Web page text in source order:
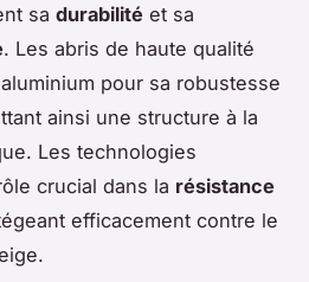
sa durabilité et sa
. Les abris de haute qualité
pour sa robustesse
ainsi une structure à la
Les technologies
crucial dans la résistance
efficacement contre le